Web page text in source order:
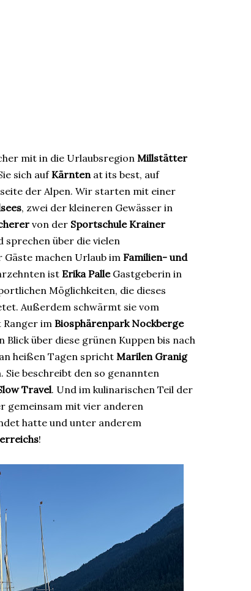
mit in die Urlaubsregion Millstätter
sich auf Kärnten at its best, auf
der Alpen. Wir starten mit einer
, zwei der kleineren Gewässer in
von der Sportschule Krainer
über die vielen
machen Urlaub im Familien- und
ist Erika PalleGastgeberin in
Möglichkeiten, die dieses
Außerdem schwärmt sie vom
Ranger im Biosphärenpark Nockberge
über diese grünen Kuppen bis nach
heißen Tagen spricht Marilen Granig
beschreibt den so genannten
Travel. Und im kulinarischen Teil der
gemeinsam mit vier anderen
hatte und unter anderem
!